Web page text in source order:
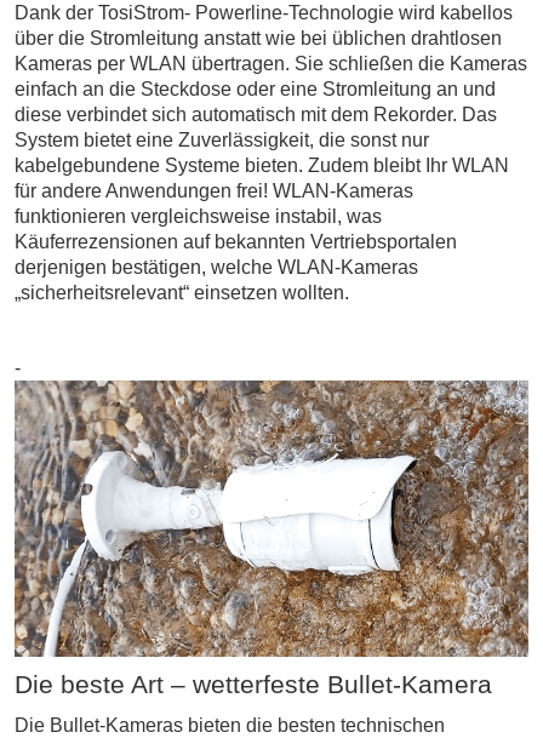
Dank der TosiStrom- Powerline-Technologie wird kabellos
über die Stromleitung anstatt wie bei üblichen drahtlosen
Kameras per WLAN übertragen. Sie schließen die Kameras
einfach an die Steckdose oder eine Stromleitung an und
diese verbindet sich automatisch mit dem Rekorder. Das
System bietet eine Zuverlässigkeit, die sonst nur
kabelgebundene Systeme bieten. Zudem bleibt Ihr WLAN
für andere Anwendungen frei! WLAN-Kameras
funktionieren vergleichsweise instabil, was
Käuferrezensionen auf bekannten Vertriebsportalen
derjenigen bestätigen, welche WLAN-Kameras
„sicherheitsrelevant“ einsetzen wollten.
-
Die beste Art – wetterfeste Bullet-Kamera
Die Bullet-Kameras bieten die besten technischen